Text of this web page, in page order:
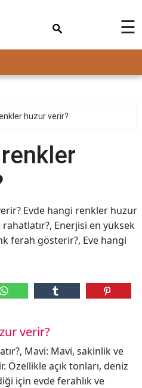
☰
huzur verir?
Evde hangi renkler huzur
Enerjisi en yüksek
ferah gösterir?, Eve hangi
verir?
Mavi: Mavi, sakinlik ve
açık tonları, deniz
için evde ferahlık ve